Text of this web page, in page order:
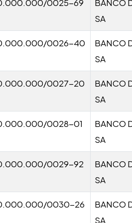
0025-69
BANCO
SA
0026-40
BANCO
SA
0027-20
BANCO
SA
0028-01
BANCO
SA
0029-92
BANCO
SA
0030-26
BANCO
SA